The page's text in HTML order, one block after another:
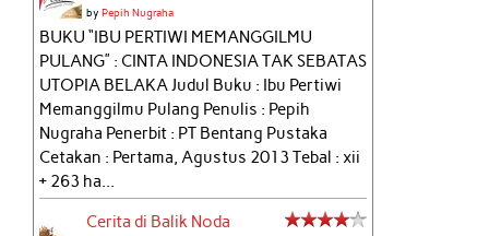
byPepih Nugraha
BUKU “IBU PERTIWI MEMANGGILMU
PULANG” : CINTA INDONESIA TAK SEBATAS
UTOPIA BELAKA Judul Buku : Ibu Pertiwi
Memanggilmu Pulang Penulis : Pepih
Nugraha Penerbit : PT Bentang Pustaka
Cetakan : Pertama, Agustus 2013 Tebal : xii
+ 263 ha...
Cerita di Balik Noda